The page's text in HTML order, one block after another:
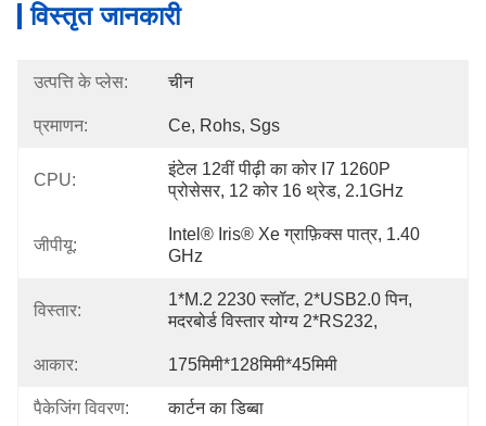
विस्तृत जानकारी
उत्पत्ति के प्लेस: चीन
प्रमाणन: Ce, Rohs, Sgs
CPU:
इंटेल 12वीं पीढ़ी का कोर I7 1260P
प्रोसेसर, 12 कोर 16 थ्रेड, 2.1GHz
जीपीयू:
Intel® Iris® Xe ग्राफ़िक्स पात्र, 1.40
GHz
विस्तार:
1*M.2 2230 स्लॉट, 2*USB2.0 पिन,
मदरबोर्ड विस्तार योग्य 2*RS232,
आकार: 175मिमी*128मिमी*45मिमी
पैकेजिंग विवरण: कार्टन का डिब्बा